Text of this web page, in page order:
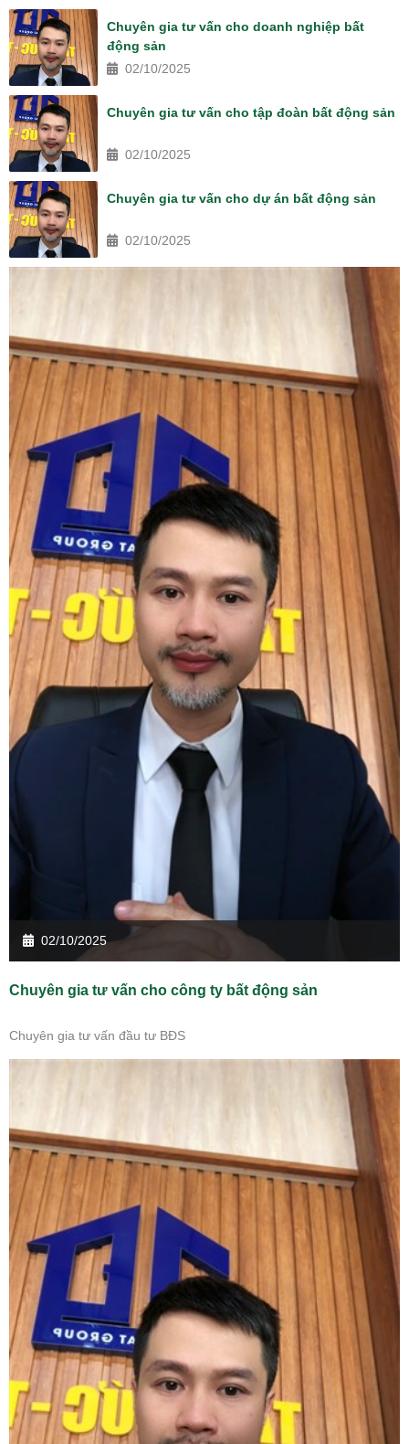
Chuyên gia tư vấn cho doanh nghiệp bất
động sản
02/10/2025
Chuyên gia tư vấn cho tập đoàn bất động sản
02/10/2025
Chuyên gia tư vấn cho dự án bất động sản
02/10/2025
02/10/2025
Chuyên gia tư vấn cho công ty bất động sản
Chuyên gia tư vấn đầu tư BĐS